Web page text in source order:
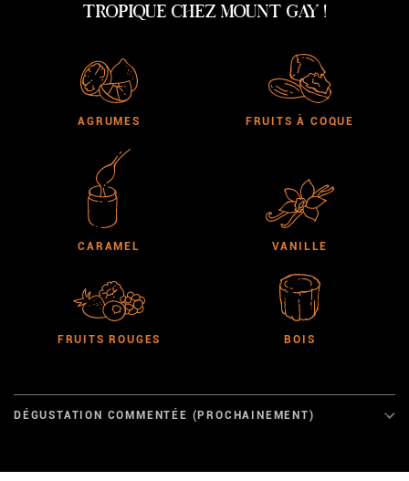
tropique chez Mount Gay !
AGRUMES FRUITS À COQUE
CARAMEL VANILLE
FRUITS ROUGES BOIS
DÉGUSTATION COMMENTÉE (PROCHAINEMENT)